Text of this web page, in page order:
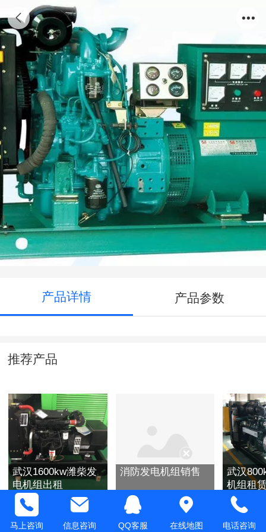
武汉玉柴发电机出租
产品详情 产品参数
推荐产品
武汉1600kw潍柴发
电机组出租
消防发电机组销售
武汉
机组租
马上咨询 信息咨询 QQ客服 在线地图 电话咨询